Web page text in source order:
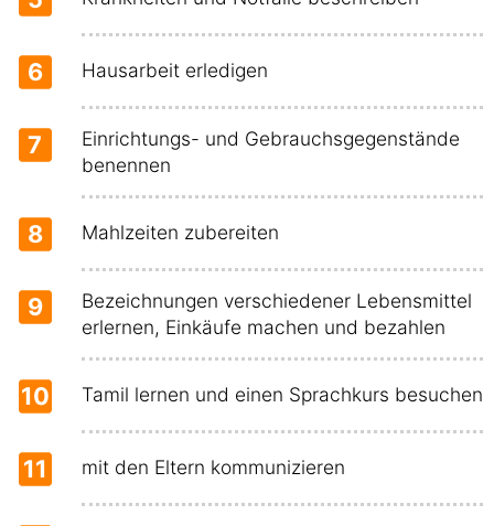
6 Hausarbeit erledigen
7
Einrichtungs- und Gebrauchsgegenstände
benennen
8 Mahlzeiten zubereiten
9
Bezeichnungen verschiedener Lebensmittel
erlernen, Einkäufe machen und bezahlen
10 Tamil lernen und einen Sprachkurs besuchen
11 mit den Eltern kommunizieren